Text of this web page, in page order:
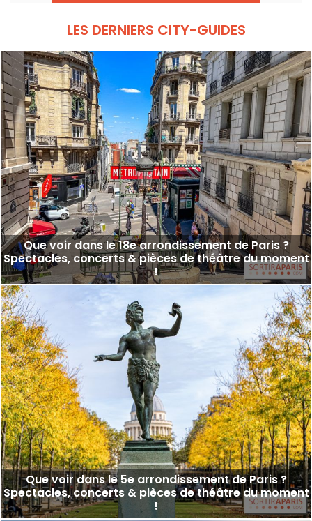
LES DERNIERS CITY-GUIDES
Que voir dans le 18e arrondissement de Paris ?
Spectacles, concerts & pièces de théâtre du moment
!
Que voir dans le 5e arrondissement de Paris ?
Spectacles, concerts & pièces de théâtre du moment
!